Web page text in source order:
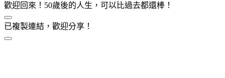
歡迎回來！50歲後的人生，可以比過去都還棒！
已複製連結，歡迎分享！